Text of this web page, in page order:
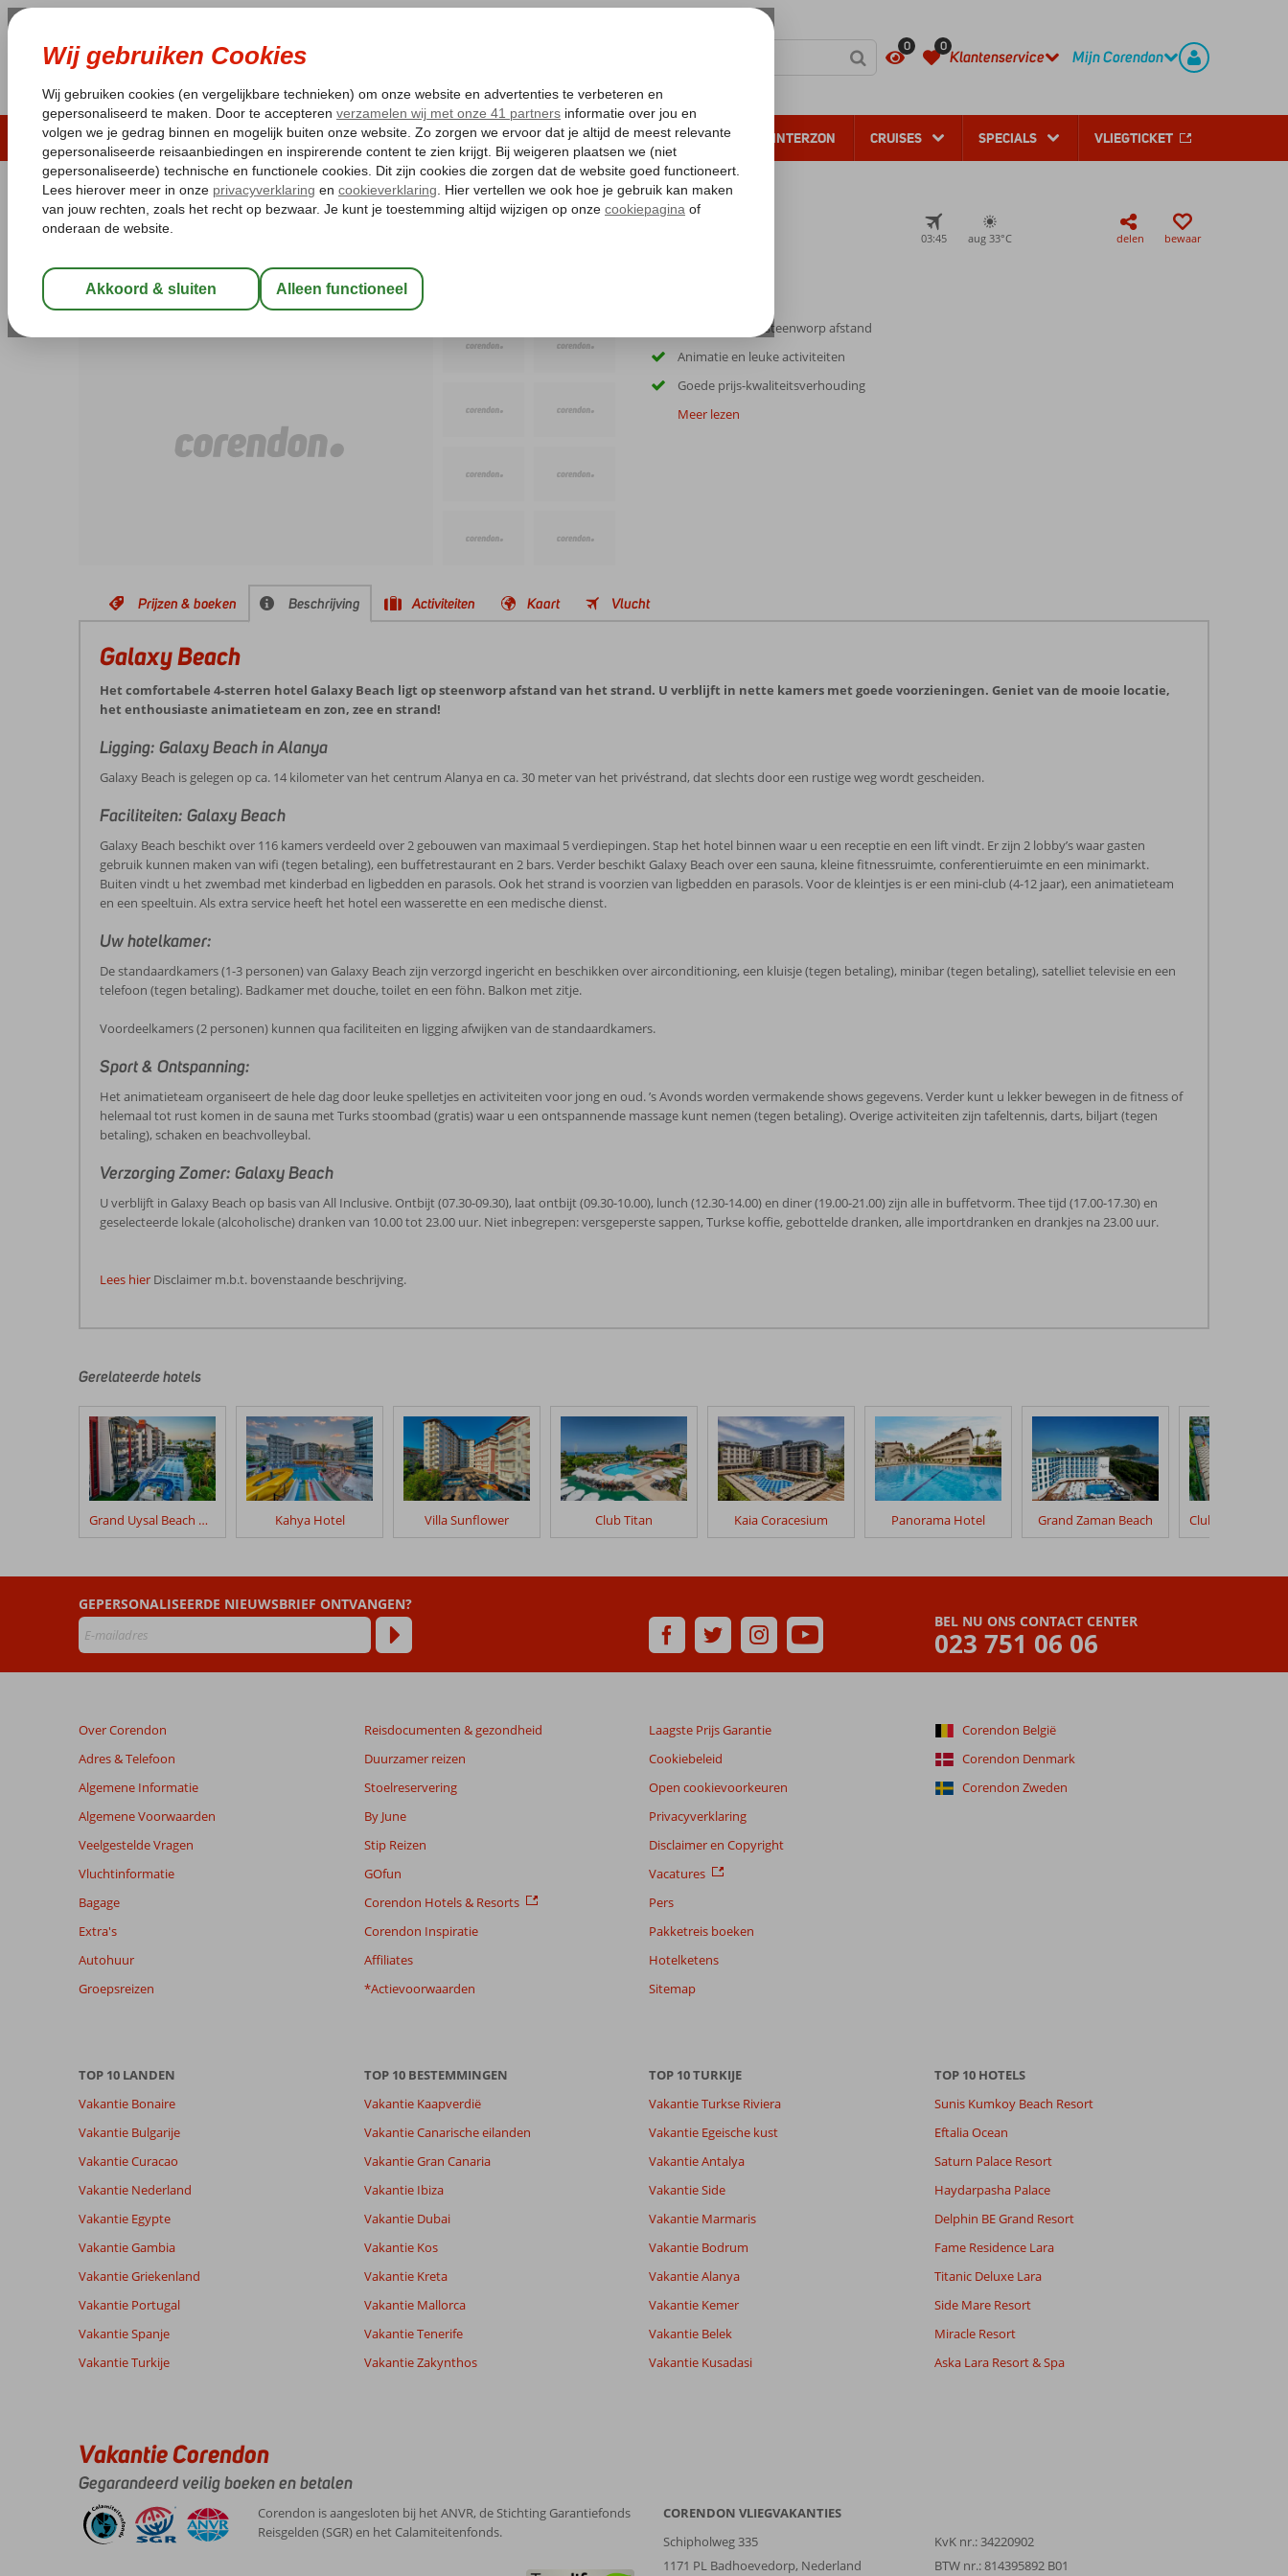
0 0
Klantenservice Mijn Corendon
LAST MINUTE ZOMER 2026 ZONVAKANTIE VERRE REIZEN ALL INCLUSIVE WINTERZON CRUISES SPECIALS VLIEGTICKET
Pakketgarantie Laagsteprijsgarantie* Gratis annuleren*
Home
Turkije Turkse Riviera
Galaxy Beach
All Inclusive Hotel
03:45 aug 33°C delen bewaar
Privéstrand op steenworp afstand
Animatie en leuke activiteiten
Goede prijs-kwaliteitsverhouding
Meer lezen
Prijzen & boeken Beschrijving Activiteiten Kaart Vlucht
Galaxy Beach
Het comfortabele 4-sterren hotel Galaxy Beach ligt op steenworp afstand van het strand. U verblijft in nette kamers met goede voorzieningen. Geniet van de mooie locatie,
het enthousiaste animatieteam en zon, zee en strand!
Ligging: Galaxy Beach in Alanya
Galaxy Beach is gelegen op ca. 14 kilometer van het centrum Alanya en ca. 30 meter van het privéstrand, dat slechts door een rustige weg wordt gescheiden.
Faciliteiten: Galaxy Beach
Galaxy Beach beschikt over 116 kamers verdeeld over 2 gebouwen van maximaal 5 verdiepingen. Stap het hotel binnen waar u een receptie en een lift vindt. Er zijn 2 lobby’s waar gasten
gebruik kunnen maken van wifi (tegen betaling), een buffetrestaurant en 2 bars. Verder beschikt Galaxy Beach over een sauna, kleine fitnessruimte, conferentieruimte en een minimarkt.
Buiten vindt u het zwembad met kinderbad en ligbedden en parasols. Ook het strand is voorzien van ligbedden en parasols. Voor de kleintjes is er een mini-club (4-12 jaar), een animatieteam
en een speeltuin. Als extra service heeft het hotel een wasserette en een medische dienst.
Uw hotelkamer:
De standaardkamers (1-3 personen) van Galaxy Beach zijn verzorgd ingericht en beschikken over airconditioning, een kluisje (tegen betaling), minibar (tegen betaling), satelliet televisie en een
telefoon (tegen betaling). Badkamer met douche, toilet en een föhn. Balkon met zitje.
Voordeelkamers (2 personen) kunnen qua faciliteiten en ligging afwijken van de standaardkamers.
Sport & Ontspanning:
Het animatieteam organiseert de hele dag door leuke spelletjes en activiteiten voor jong en oud. ’s Avonds worden vermakende shows gegevens. Verder kunt u lekker bewegen in de fitness of
helemaal tot rust komen in de sauna met Turks stoombad (gratis) waar u een ontspannende massage kunt nemen (tegen betaling). Overige activiteiten zijn tafeltennis, darts, biljart (tegen
betaling), schaken en beachvolleybal.
Verzorging Zomer: Galaxy Beach
U verblijft in Galaxy Beach op basis van All Inclusive. Ontbijt (07.30-09.30), laat ontbijt (09.30-10.00), lunch (12.30-14.00) en diner (19.00-21.00) zijn alle in buffetvorm. Thee tijd (17.00-17.30) en
geselecteerde lokale (alcoholische) dranken van 10.00 tot 23.00 uur. Niet inbegrepen: versgeperste sappen, Turkse koffie, gebottelde dranken, alle importdranken en drankjes na 23.00 uur.
Lees hier Disclaimer m.b.t. bovenstaande beschrijving.
door
klanten
geschreven
na
hun
verblijf
Galaxy
Beoordelingen
die
ouder
zijn
dan
worden
niet
meer
weergegeven
de
relevantie
de
info
Gerelateerde hotels
Grand Uysal Beach & Spa Kahya Hotel Villa Sunflower Club Titan Kaia Coracesium Panorama Hotel Grand Zaman Beach
BEL NU ONS CONTACT CENTER
023 751 06 06
GEPERSONALISEERDE NIEUWSBRIEF ONTVANGEN?
Over Corendon
Adres & Telefoon
Algemene Informatie
Algemene Voorwaarden
Veelgestelde Vragen
Vluchtinformatie
Bagage
Extra's
Autohuur
Groepsreizen
Reisdocumenten & gezondheid
Duurzamer reizen
Stoelreservering
By June
Stip Reizen
GOfun
Corendon Hotels & Resorts
Corendon Inspiratie
Affiliates
*Actievoorwaarden
Laagste Prijs Garantie
Cookiebeleid
Open cookievoorkeuren
Privacyverklaring
Disclaimer en Copyright
Vacatures
Pers
Pakketreis boeken
Hotelketens
Sitemap
Corendon België
Corendon Denmark
Corendon Zweden
TOP 10 LANDEN
Vakantie Bonaire
Vakantie Bulgarije
Vakantie Curacao
Vakantie Nederland
Vakantie Egypte
Vakantie Gambia
Vakantie Griekenland
Vakantie Portugal
Vakantie Spanje
Vakantie Turkije
TOP 10 BESTEMMINGEN
Vakantie Kaapverdië
Vakantie Canarische eilanden
Vakantie Gran Canaria
Vakantie Ibiza
Vakantie Dubai
Vakantie Kos
Vakantie Kreta
Vakantie Mallorca
Vakantie Tenerife
Vakantie Zakynthos
TOP 10 TURKIJE
Vakantie Turkse Riviera
Vakantie Egeische kust
Vakantie Antalya
Vakantie Side
Vakantie Marmaris
Vakantie Bodrum
Vakantie Alanya
Vakantie Kemer
Vakantie Belek
Vakantie Kusadasi
TOP 10 HOTELS
Sunis Kumkoy Beach Resort
Eftalia Ocean
Saturn Palace Resort
Haydarpasha Palace
Delphin BE Grand Resort
Fame Residence Lara
Titanic Deluxe Lara
Side Mare Resort
Miracle Resort
Aska Lara Resort & Spa
Vakantie Corendon
Gegarandeerd veilig boeken en betalen
Corendon is aangesloten bij het ANVR, de Stichting Garantiefonds
Reisgelden (SGR) en het Calamiteitenfonds.
CORENDON VLIEGVAKANTIES
Schipholweg 335
1171 PL Badhoevedorp, Nederland
KvK nr.: 34220902
BTW nr.: 814395892 B01